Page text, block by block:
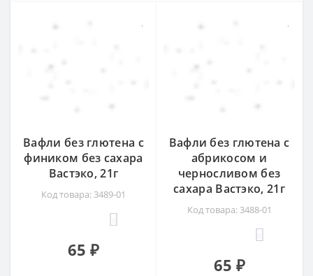
Вафли без глютена с
фиником без сахара
Вастэко, 21г
Код товара: 3489-01
65 ₽
Вафли без глютена с
абрикосом и
черносливом без
сахара Вастэко, 21г
Код товара: 3488-01
65 ₽